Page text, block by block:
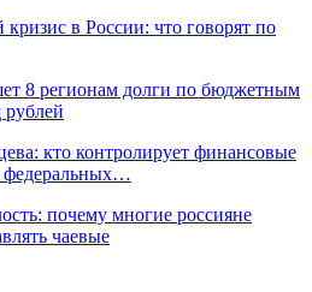
в России: что говорят по
8 регионам долги по бюджетным
рублей
кто контролирует финансовые
почему многие россияне
чаевые